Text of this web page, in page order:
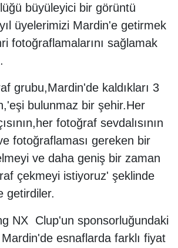
büyüleyici bir görüntü
üyelerimizi Mardin'e getirmek
fotoğraflamalarını sağlamak
kaldıkları 3
bulunmaz bir şehir.Her
fotoğraf sevdalısının
fotoğraflaması gereken bir
ve daha geniş bir zaman
çekmeyi istiyoruz' şeklinde
getirdiler.
Clup'un sponsorluğundaki
esnaflarda farklı fiyat